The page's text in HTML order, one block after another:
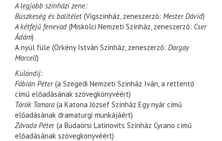
A legjobb színházi zene:
Büszkeség és balítélet(Vígszínház, zeneszerző: Mester Dávid)
A kétfejű fenevad (Miskolci Nemzeti Színház, zeneszerző: Cser
Ádám)
A nyúl füle (Örkény István Színház, zeneszerző: Dargay
Marcell)
Különdíj:
Fábián Péter(a Szegedi Nemzeti Színház Iván, a rettentő
című előadásának szövegkönyvéért)
Török Tamara (a Katona József Színház Egy nyár című
előadásának dramaturgi munkájáért)
Závada Péter (a Budaörsi Latinovits Színház Cyrano című
előadásának szövegkönyvéért)